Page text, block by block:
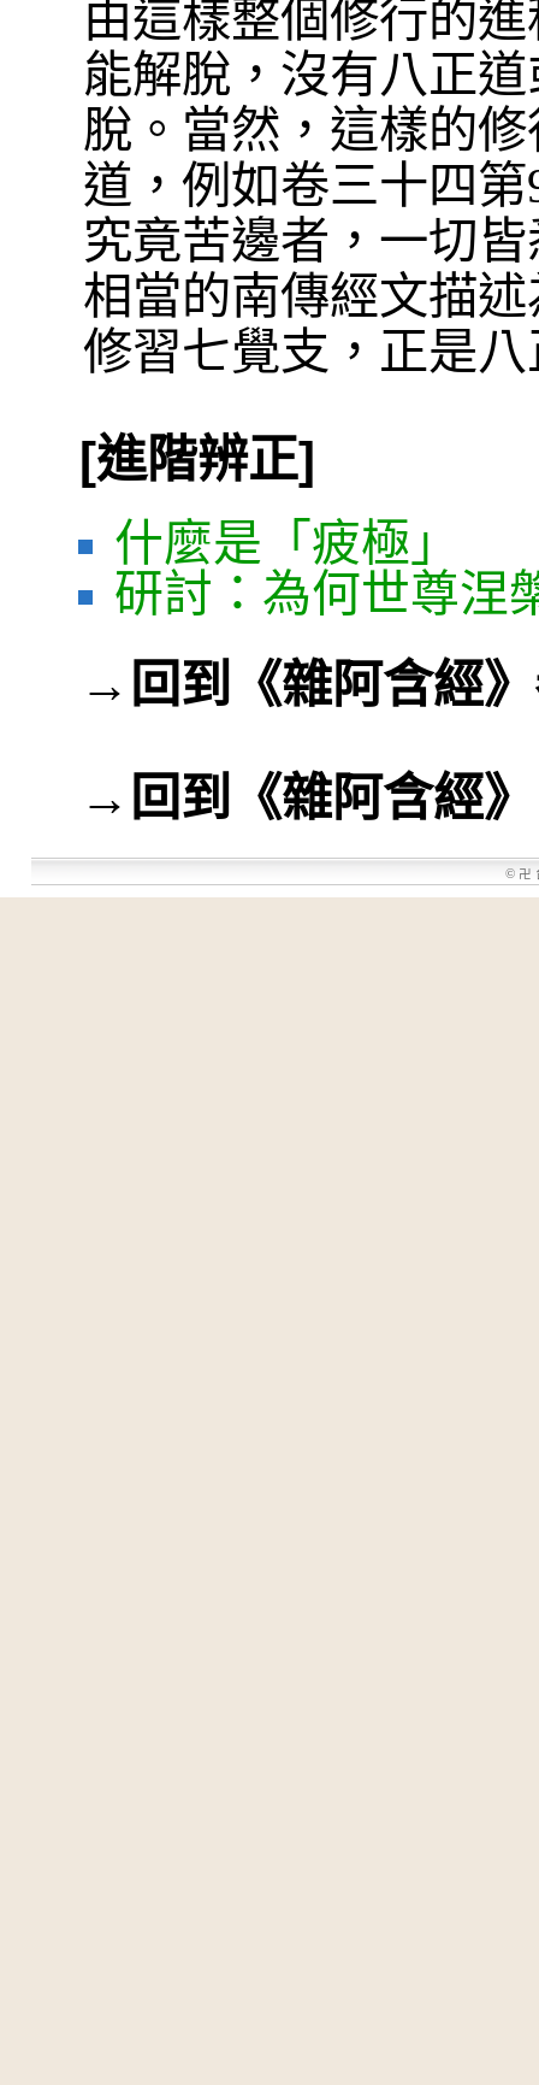
由這樣整個修行的
能解脫，沒有八正
脫。當然，這樣的
道，例如卷三十四
究竟苦邊者，一切
相當的南傳經文描
修習七覺支，正是
[進階辨正]
什麼是「疲極」
研討：為何世尊涅
→ 回到《雜阿含經
→ 回到《雜阿含經》
© 卍